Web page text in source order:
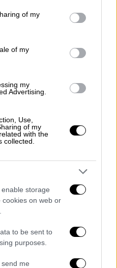
behaviour. You may click to
and its third-party tags to
purposes in below Google
of my
of my
my
Advertising.
Use,
of my
with the
collected.
storage
cookies on web or
to be sent to
purposes.
me
μετατρέπεται
τον πλανήτη
υπολειμμάτων καφέ
στις χωματερές στη
νοικοκυριά